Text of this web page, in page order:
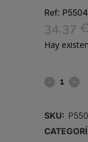
Ref:
34,37
Hay
FILTRO
SKU: